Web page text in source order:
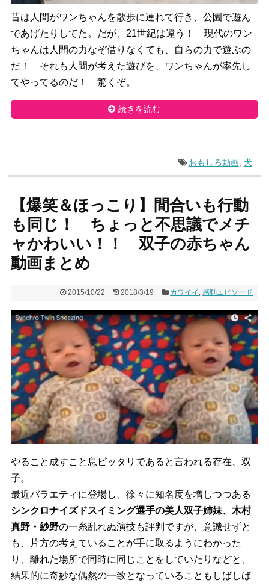
昔は人間がワンちゃんを散歩に連れて行き、公園で遊ん
であげたりしてた。だが、21世紀は違う！ 現代のワン
ちゃんは人間の力なぞ借りなくても、自らの力で遊ぶの
だ！ それも人間が考えた遊びを、ワンちゃんが率先し
てやってるのだ！ 驚くぞ。
続きを読む
おもしろ動画, 犬
【爆笑＆ほっこり】間合いも行動
も同じ！ ちょっと不思議でメチ
ャかわいい！！ 双子の赤ちゃん
動画まとめ
2015/10/22 2018/3/19 カワイイ ,感動エピソード
やること成すこと息ピッタリであると言われる存在、双
子。
最近バラエティに登場し、徐々に知名度を増しつつある
シンクロナイズドスイミング選手の美人双子姉妹、木村
真野・紗野の一糸乱れぬ演技も評判ですが、意識せずと
も、
片方の考えていることが手に取るようにわかった
り、離れた場所で同時に同じことをしていたりなどと、
結果的に奇妙な偶然の一致となっていることもしばしば